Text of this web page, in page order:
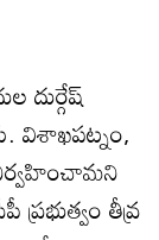
దుర్గేష్
విశాఖపట్నం,
తీవ్ర